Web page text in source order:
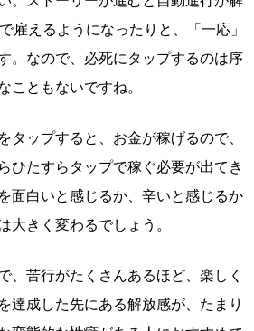
雇えるようになったりと、「一応」
。なので、必死にタップするのは序
ともないですね。
タップすると、お金が稼げるので、
ひたすらタップで稼ぐ必要が出てき
面白いと感じるか、辛いと感じるか
大きく変わるでしょう。
、苦行がたくさんあるほど、楽しく
達成した先にある解放感が、たまり